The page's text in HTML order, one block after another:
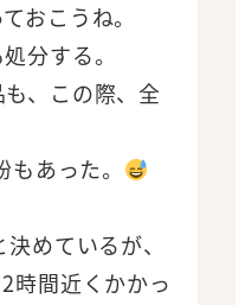
おこうね。
分する。
、この際、全
あった。
めているが、
時間近くかかっ